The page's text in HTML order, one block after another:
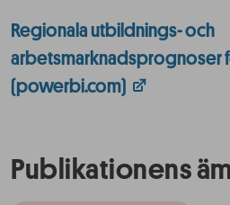
Regionala utbildnings- och
arbetsmarknadsprognoser
(powerbi.com)
Publikationens